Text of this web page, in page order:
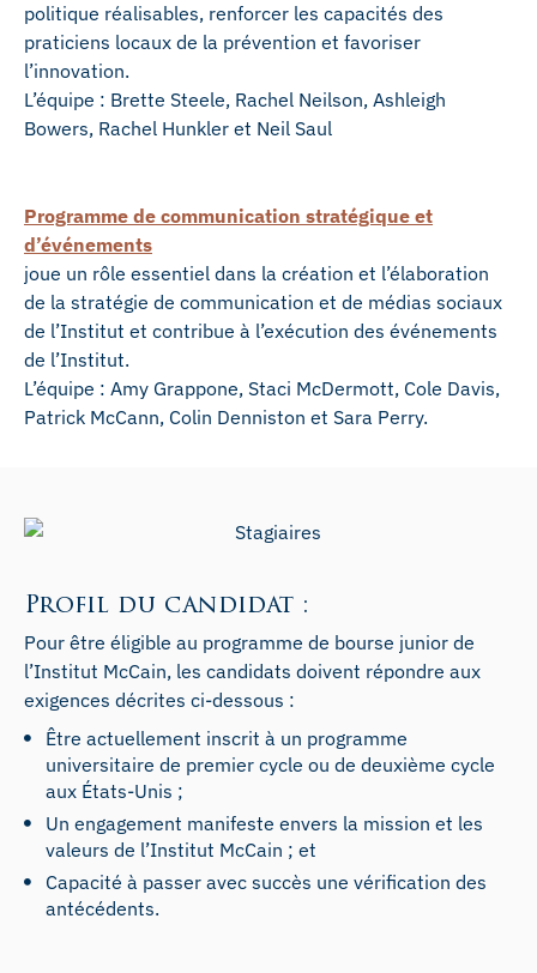
politique réalisables, renforcer les capacités des
praticiens locaux de la prévention et favoriser
l’innovation.
L’équipe : Brette Steele, Rachel Neilson, Ashleigh
Bowers, Rachel Hunkler et Neil Saul
Programme de communication stratégique et
d’événements
joue un rôle essentiel dans la création et l’élaboration
de la stratégie de communication et de médias sociaux
de l’Institut et contribue à l’exécution des événements
de l’Institut.
L’équipe : Amy Grappone, Staci McDermott, Cole Davis,
Patrick McCann, Colin Denniston et Sara Perry.
Profil du candidat :
Pour être éligible au programme de bourse junior de
l’Institut McCain, les candidats doivent répondre aux
exigences décrites ci-dessous :
Être actuellement inscrit à un programme
universitaire de premier cycle ou de deuxième cycle
aux États-Unis ;
Un engagement manifeste envers la mission et les
valeurs de l’Institut McCain ; et
Capacité à passer avec succès une vérification des
antécédents.